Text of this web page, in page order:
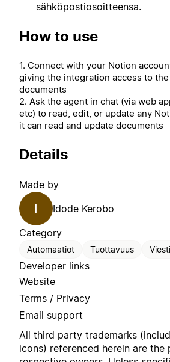
sähköpostiosoitteensa.
How to use
1. Connect with your Notion
giving the integration access to
documents
2. Ask the agent in chat (via web
etc) to read, edit, or update any
it can read and update documents
Details
Made by
I
Idode Kerobo
Category
Automaatiot Tuottavuus
Developer links
Website
Terms / Privacy
Email support
All third party trademarks
icons) referenced herein are